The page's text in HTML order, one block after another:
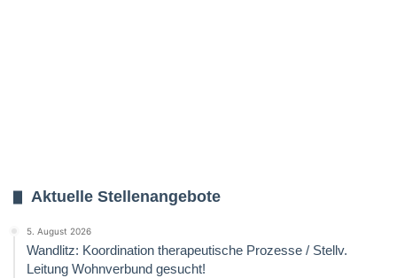
Aktuelle Stellenangebote
5. August 2026
Wandlitz: Koordination therapeutische Prozesse / Stellv.
Leitung Wohnverbund gesucht!